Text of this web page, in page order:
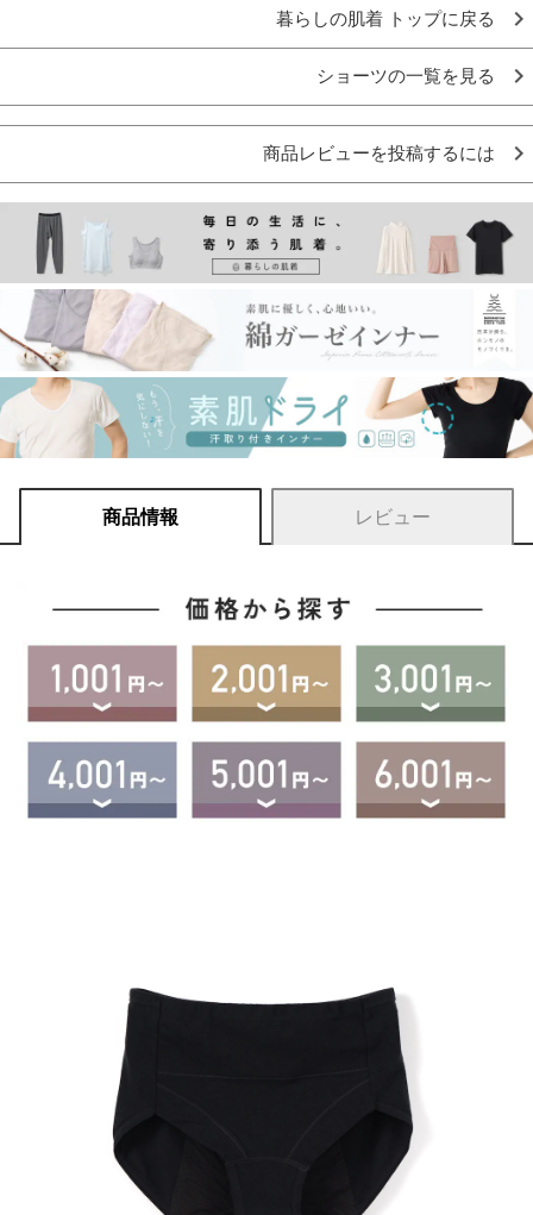
暮らしの肌着 トップに戻る
ショーツの一覧を見る
商品レビューを投稿するには
商品情報 レビュー